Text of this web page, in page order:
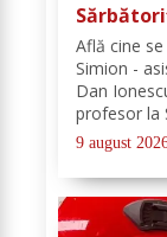
Află cine
Simion -
Dan
profesor la
Dorohoi,
educativ
9 august